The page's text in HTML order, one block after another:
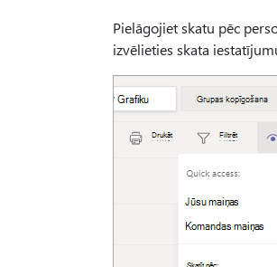
Pielāgojiet skatu pēc
izvēlieties skata